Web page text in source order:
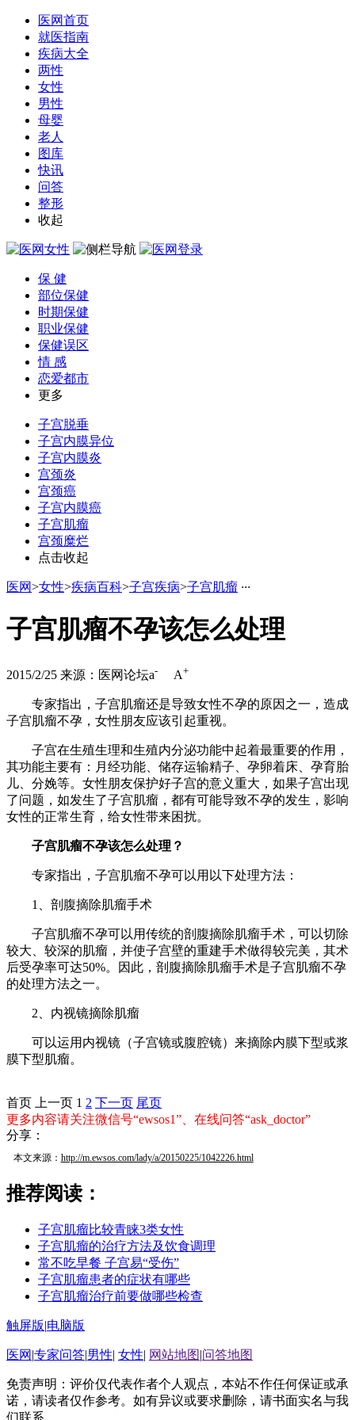
医网首页
就医指南
疾病大全
两性
女性
男性
母婴
老人
图库
快讯
问答
整形
收起
保 健
部位保健
时期保健
职业保健
保健误区
情 感
恋爱都市
更多
子宫脱垂
子宫内膜异位
子宫内膜炎
宫颈炎
宫颈癌
子宫内膜癌
子宫肌瘤
宫颈糜烂
点击收起
医网>女性>疾病百科>子宫疾病>子宫肌瘤 ···
子宫肌瘤不孕该怎么处理
2015/2/25 来源：医网论坛a- A+
专家指出，子宫肌瘤还是导致女性不孕的原因之一，造成
子宫肌瘤不孕，女性朋友应该引起重视。
子宫在生殖生理和生殖内分泌功能中起着最重要的作用，
其功能主要有：月经功能、储存运输精子、孕卵着床、孕育胎
儿、分娩等。女性朋友保护好子宫的意义重大，如果子宫出现
了问题，如发生了子宫肌瘤，都有可能导致不孕的发生，影响
女性的正常生育，给女性带来困扰。
子宫肌瘤不孕该怎么处理？
专家指出，子宫肌瘤不孕可以用以下处理方法：
1、剖腹摘除肌瘤手术
子宫肌瘤不孕可以用传统的剖腹摘除肌瘤手术，可以切除
较大、较深的肌瘤，并使子宫壁的重建手术做得较完美，其术
后受孕率可达50%。因此，剖腹摘除肌瘤手术是子宫肌瘤不孕
的处理方法之一。
2、内视镜摘除肌瘤
可以运用内视镜（子宫镜或腹腔镜）来摘除内膜下型或浆
膜下型肌瘤。
首页 上一页 1 2 下一页 尾页
更多内容请关注微信号“ewsos1”、在线问答“ask_doctor”
分享：
本文来源： http://m.ewsos.com/lady/a/20150225/1042226.html
推荐阅读：
子宫肌瘤比较青睐3类女性
子宫肌瘤的治疗方法及饮食调理
常不吃早餐 子宫易“受伤”
子宫肌瘤患者的症状有哪些
子宫肌瘤治疗前要做哪些检查
触屏版|电脑版
医网 |专家问答|男性| 女性| 网站地图 |问答地图
免责声明：评价仅代表作者个人观点，本站不作任何保证或承
诺，请读者仅作参考。如有异议或要求删除，请书面实名与我
们联系。